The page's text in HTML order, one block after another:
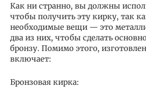
Как ни странно, вы должны
чтобы получить эту кирку, так
необходимые вещи — это
два из них, чтобы сделать
бронзу. Помимо этого,
включает:
Бронзовая кирка: